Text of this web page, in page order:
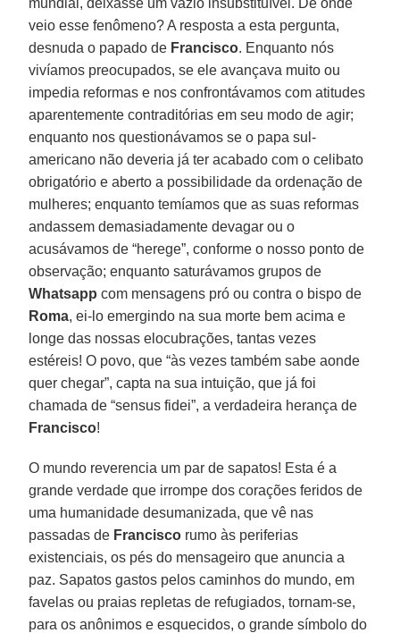
veio esse fenômeno? A resposta a esta pergunta,
desnuda o papado de Francisco. Enquanto nós
vivíamos preocupados, se ele avançava muito ou
impedia reformas e nos confrontávamos com atitudes
aparentemente contraditórias em seu modo de agir;
enquanto nos questionávamos se o papa sul-
americano não deveria já ter acabado com o celibato
obrigatório e aberto a possibilidade da ordenação de
mulheres; enquanto temíamos que as suas reformas
andassem demasiadamente devagar ou o
acusávamos de “herege”, conforme o nosso ponto de
observação; enquanto saturávamos grupos de
Whatsapp com mensagens pró ou contra o bispo de
Roma, ei-lo emergindo na sua morte bem acima e
longe das nossas elocubrações, tantas vezes
estéreis! O povo, que “às vezes também sabe aonde
quer chegar”, capta na sua intuição, que já foi
chamada de “sensus fidei”, a verdadeira herança de
Francisco!
O mundo reverencia um par de sapatos! Esta é a
grande verdade que irrompe dos corações feridos de
uma humanidade desumanizada, que vê nas
passadas de Francisco rumo às periferias
existenciais, os pés do mensageiro que anuncia a
paz. Sapatos gastos pelos caminhos do mundo, em
favelas ou praias repletas de refugiados, tornam-se,
para os anônimos e esquecidos, o grande símbolo do